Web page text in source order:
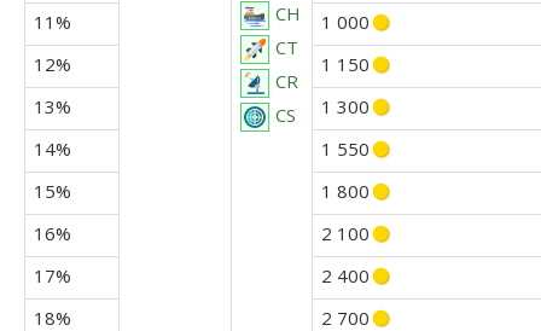
CH
CT
CR
CS
11%
1 000
12%
1 150
13%
1 300
14%
1 550
15%
1 800
16%
2 100
17%
2 400
18%
2 700